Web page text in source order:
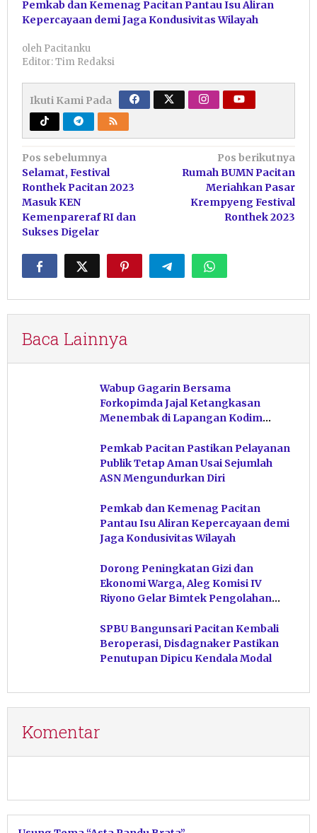
Pemkab dan Kemenag Pacitan Pantau Isu Aliran
Kepercayaan demi Jaga Kondusivitas Wilayah
oleh Pacitanku
Editor: Tim Redaksi
Ikuti Kami Pada
Navigasi
pos
Pos sebelumnya
Selamat, Festival
Ronthek Pacitan 2023
Masuk KEN
Kemenpareraf RI dan
Sukses Digelar
Pos berikutnya
Rumah BUMN Pacitan
Meriahkan Pasar
Krempyeng Festival
Ronthek 2023
Baca Lainnya
Wabup Gagarin Bersama
Forkopimda Jajal Ketangkasan
Menembak di Lapangan Kodim
Pemkab Pacitan Pastikan Pelayanan
Publik Tetap Aman Usai Sejumlah
ASN Mengundurkan Diri
Pemkab dan Kemenag Pacitan
Pantau Isu Aliran Kepercayaan demi
Jaga Kondusivitas Wilayah
Dorong Peningkatan Gizi dan
Ekonomi Warga, Aleg Komisi IV
Riyono Gelar Bimtek Pengolahan
SPBU Bangunsari Pacitan Kembali
Beroperasi, Disdagnaker Pastikan
Penutupan Dipicu Kendala Modal
Komentar